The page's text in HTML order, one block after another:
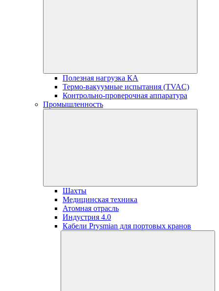
Полезная нагрузка КА
Термо-вакуумные испытания (TVAC)
Контрольно-проверочная аппаратура
Промышленность
Шахты
Медицинская техника
Атомная отрасль
Индустрия 4.0
Кабели Prysmian для портовых кранов